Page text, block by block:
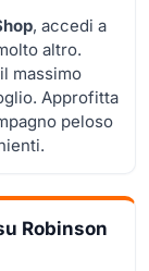
, accedi a
altro.
massimo
Approfitta
peloso
Robinson